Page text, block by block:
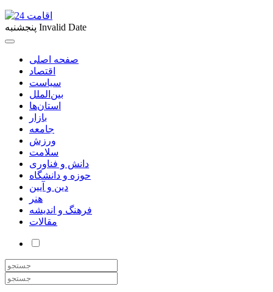
پنجشنبه Invalid Date
صفحه اصلی
اقتصاد
سیاست
بین‌الملل
استان‌ها
بازار
جامعه
ورزش
سلامت
دانش و فناوری
حوزه و دانشگاه
دین و آیین
هنر
فرهنگ و اندیشه
مقالات